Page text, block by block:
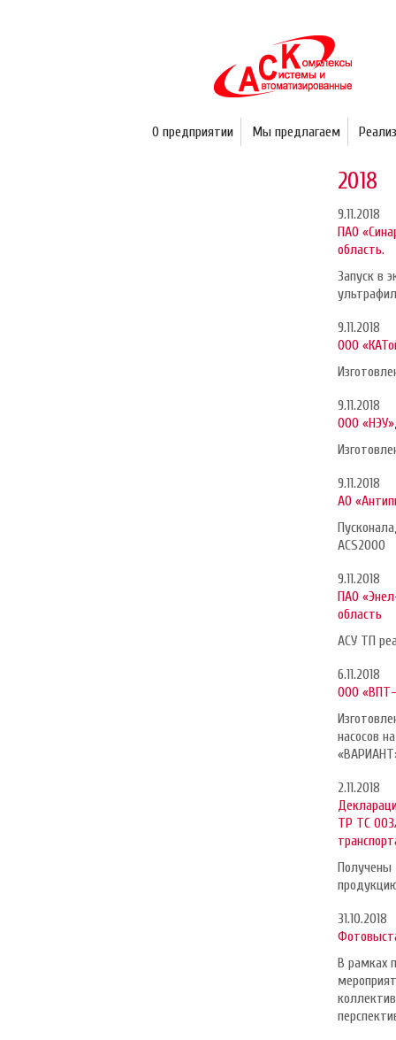
О предприятии Мы предлагаем
2018
9.11.2018
ПАО
область.
Запуск в
9.11.2018
ООО
9.11.2018
ООО
9.11.2018
АО
ACS2000
9.11.2018
ПАО
область
АСУ ТП
6.11.2018
ООО
насосов
2.11.2018
ТР ТС
Получены
31.10.2018
В рамках